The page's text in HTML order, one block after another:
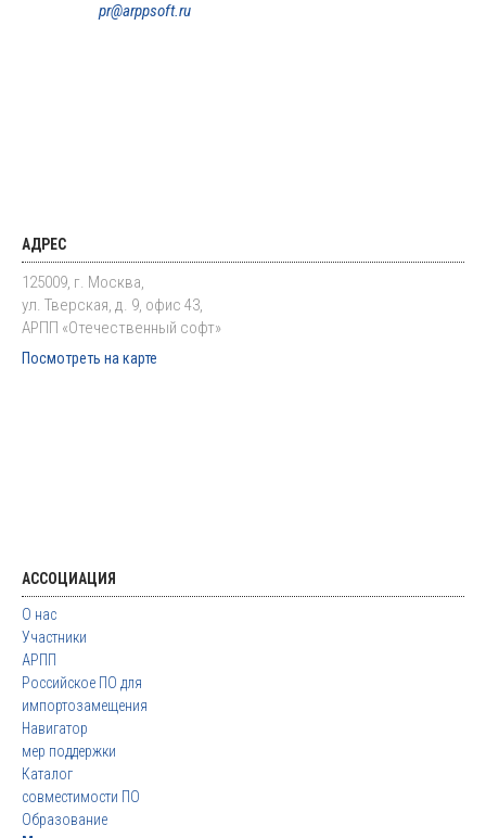
pr@arppsoft.ru
АДРЕС
125009, г. Москва,
ул. Тверская, д. 9, офис 43,
АРПП «Отечественный софт»
Посмотреть на карте
АССОЦИАЦИЯ
О нас
Участники
АРПП
Российское ПО для
импортозамещения
Навигатор
мер поддержки
Каталог
совместимости ПО
Образование